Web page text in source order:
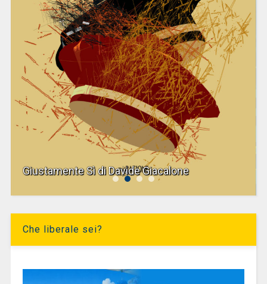
Giustamente Sì di Davide Giacalone
Che liberale sei?